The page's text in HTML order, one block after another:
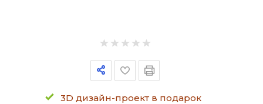
3D дизайн-проект в подарок